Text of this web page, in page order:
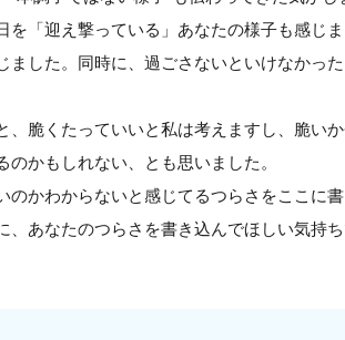
を「迎え撃っている」あなたの様子も感じ
ました。同時に、過ごさないといけなかっ
、脆くたっていいと私は考えますし、脆い
のかもしれない、とも思いました。
のかわからないと感じてるつらさをここに
、あなたのつらさを書き込んでほしい気持ち